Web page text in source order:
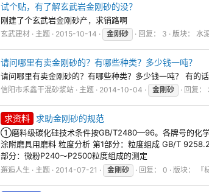
试个贴，有了解玄武岩金刚砂的没？
刚建了个玄武岩金刚砂产，求销路啊
玄武建材 主题 2015-10-14 金刚砂 回复： 3 版块： 水
请问哪里有卖金刚砂的？有哪些种类？多少钱一吨？
请问哪里有卖金刚砂的？有哪些种类？多少钱一吨？ 有的
信阳市禾鑫干混砂浆站 主题 2014-10-04 金刚砂 回复：
求资料 求助金刚砂的规范
①磨料级碳化硅技术条件按GB/T2480—96。各牌号的化
涂附磨具用磨料 粒度分析 第1部分：粒度组成 GB/T
部分：微粉P240～P2500粒度组成的测定
邂逅人生 主题 2014-07-21 金刚砂 回复： 0 版块： 『